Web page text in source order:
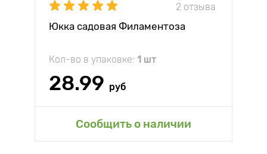
2 отзыва
Юкка садовая Филаментоза
Кол-во в упаковке: 1 шт
28.99 руб
Сообщить о наличии